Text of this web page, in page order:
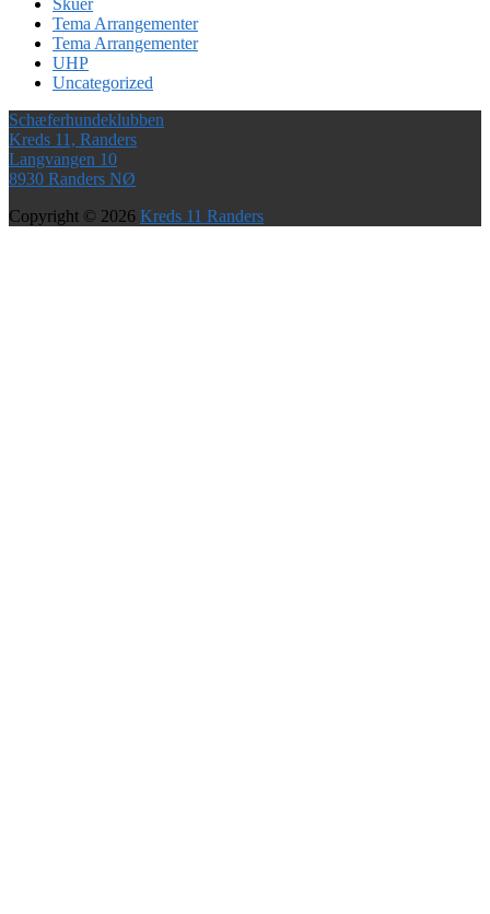
Skuer
Tema Arrangementer
Tema Arrangementer
UHP
Uncategorized
Schæferhundeklubben
Kreds 11, Randers
Langvangen 10
8930 Randers NØ
Copyright © 2026 Kreds 11 Randers